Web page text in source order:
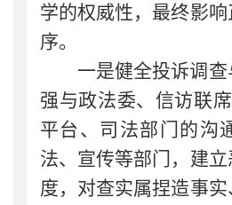
学的权威性，最终影
序。
一是健全投诉调查
强与政法委、信访联席
平台、司法部门的沟
法、宣传等部门，建立
度，对查实属捏造事